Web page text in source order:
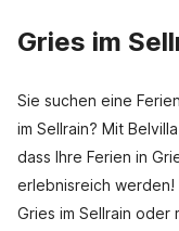
Gries im
Sie suchen eine
im Sellrain? Mit
dass Ihre Ferien in
erlebnisreich werden!
Gries im Sellrain